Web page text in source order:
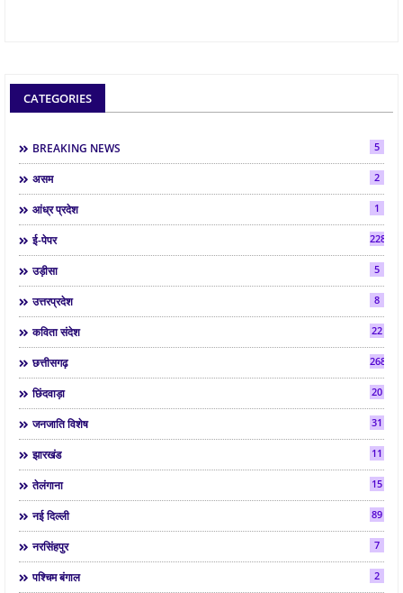
CATEGORIES
BREAKING NEWS 5
असम 2
आंध्र प्रदेश 1
ई-पेपर 2286
उड़ीसा 5
उत्तरप्रदेश 8
कविता संदेश 22
छत्तीसगढ़ 268
छिंदवाड़ा 20
जनजाति विशेष 31
झारखंड 11
तेलंगाना 15
नई दिल्ली 89
नरसिंहपुर 7
पश्चिम बंगाल 2